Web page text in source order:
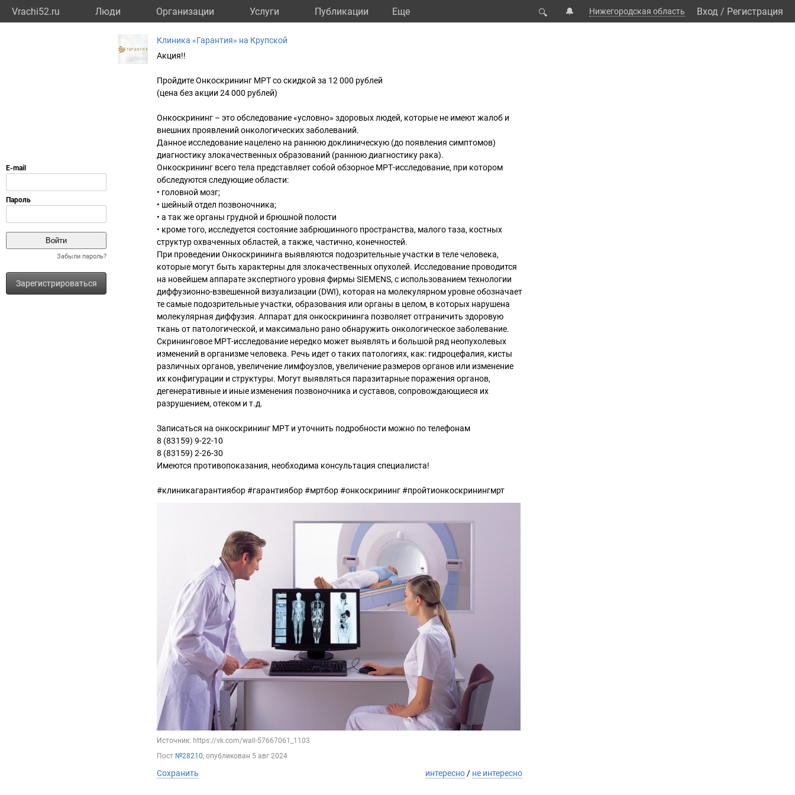
Vrachi52.ru Люди Организации Услуги Публикации Eще 🔍 🔔 Нижегородская область Вход / Регистрация
Забыли пароль?
Зарегистрироваться
Клиника «Гарантия» на Крупской
Акция!!
Пройдите Онкоскрининг МРТ со скидкой за 12 000 рублей
(цена без акции 24 000 рублей)
Онкоскрининг – это обследование «условно» здоровых людей, которые не имеют жалоб и
внешних проявлений онкологических заболеваний.
Данное исследование нацелено на раннюю доклиническую (до появления симптомов)
диагностику злокачественных образований (раннюю диагностику рака).
Онкоскрининг всего тела представляет собой обзорное МРТ-исследование, при котором
обследуются следующие области:
• головной мозг;
• шейный отдел позвоночника;
• а так же органы грудной и брюшной полости
• кроме того, исследуется состояние забрюшинного пространства, малого таза, костных
структур охваченных областей, а также, частично, конечностей.
При проведении Онкоскрининга выявляются подозрительные участки в теле человека,
которые могут быть характерны для злокачественных опухолей. Исследование проводится
на новейшем аппарате экспертного уровня фирмы SIEMENS, c использованием технологии
диффузионно-взвешенной визуализации (DWI), которая на молекулярном уровне обозначает
те самые подозрительные участки, образования или органы в целом, в которых нарушена
молекулярная диффузия. Аппарат для онкоскрининга позволяет отграничить здоровую
ткань от патологической, и максимально рано обнаружить онкологическое заболевание.
Скрининговое МРТ-исследование нередко может выявлять и большой ряд неопухолевых
изменений в организме человека. Речь идет о таких патологиях, как: гидроцефалия, кисты
различных органов, увеличение лимфоузлов, увеличение размеров органов или изменение
их конфигурации и структуры. Могут выявляться паразитарные поражения органов,
дегенеративные и иные изменения позвоночника и суставов, сопровождающиеся их
разрушением, отеком и т.д.
Записаться на онкоскрининг МРТ и уточнить подробности можно по телефонам
8 (83159) 9-22-10
8 (83159) 2-26-30
Имеются противопоказания, необходима консультация специалиста!
#клиникагарантиябор #гарантиябор #мртбор #онкоскрининг #пройтионкоскринингмрт
Источник: https://vk.com/wall-57667061_1103
Пост №28210, опубликован 5 авг 2024
Сохранить интересно/ не интересно